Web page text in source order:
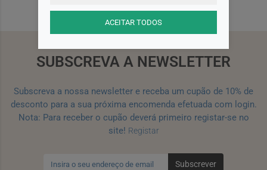
SUBSCREVA A NEWSLETTER
Subscreva a nossa newsletter e receba um cupão de 10% de
desconto para a sua próxima encomenda efetuada com login.
Nota: Para receber o cupão deverá primeiro registar-se no
site! Registar
Subscrever
ACEITAR TODOS